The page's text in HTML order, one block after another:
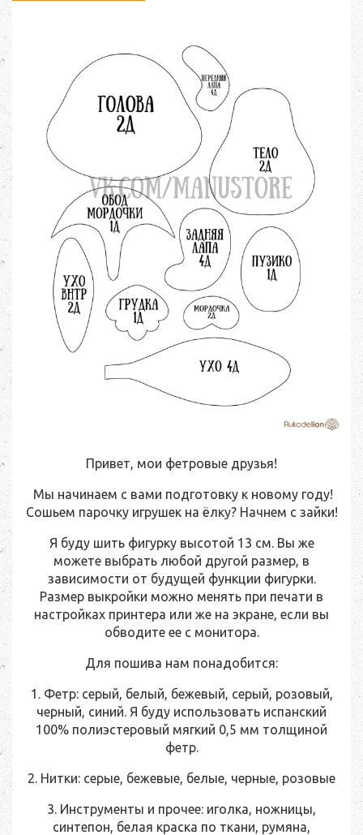
Привет, мои фетровые друзья!
Мы начинаем с вами подготовку к новому году!
Сошьем парочку игрушек на ёлку? Начнем с зайки!
Я буду шить фигурку высотой 13 см. Вы же
можете выбрать любой другой размер, в
зависимости от будущей функции фигурки.
Размер выкройки можно менять при печати в
настройках принтера или же на экране, если вы
обводите ее с монитора.
Для пошива нам понадобится:
1. Фетр: серый, белый, бежевый, серый, розовый,
черный, синий. Я буду использовать испанский
100% полиэстеровый мягкий 0,5 мм толщиной
фетр.
2. Нитки: серые, бежевые, белые, черные, розовые
3. Инструменты и прочее: иголка, ножницы,
синтепон, белая краска по ткани, румяна,